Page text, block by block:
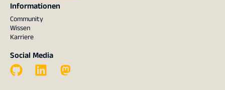
Informationen
Community
Wissen
Karriere
Social Media